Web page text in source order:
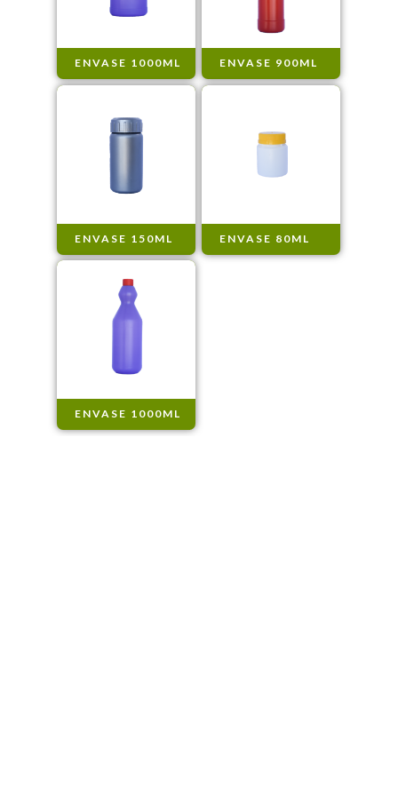
ENVASE 1000ML ENVASE 900ML
ENVASE 150ML ENVASE 80ML
ENVASE 1000ML